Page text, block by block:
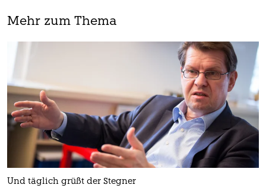
Mehr zum Thema
Und täglich grüßt der Stegner